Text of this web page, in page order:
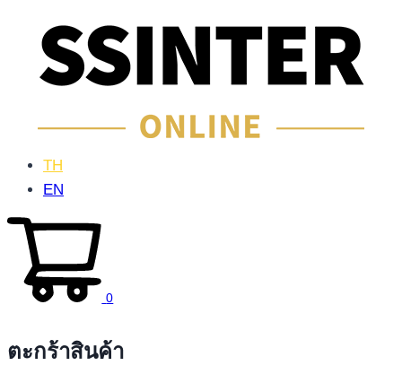
TH
EN
0
ตะกร้าสินค้า